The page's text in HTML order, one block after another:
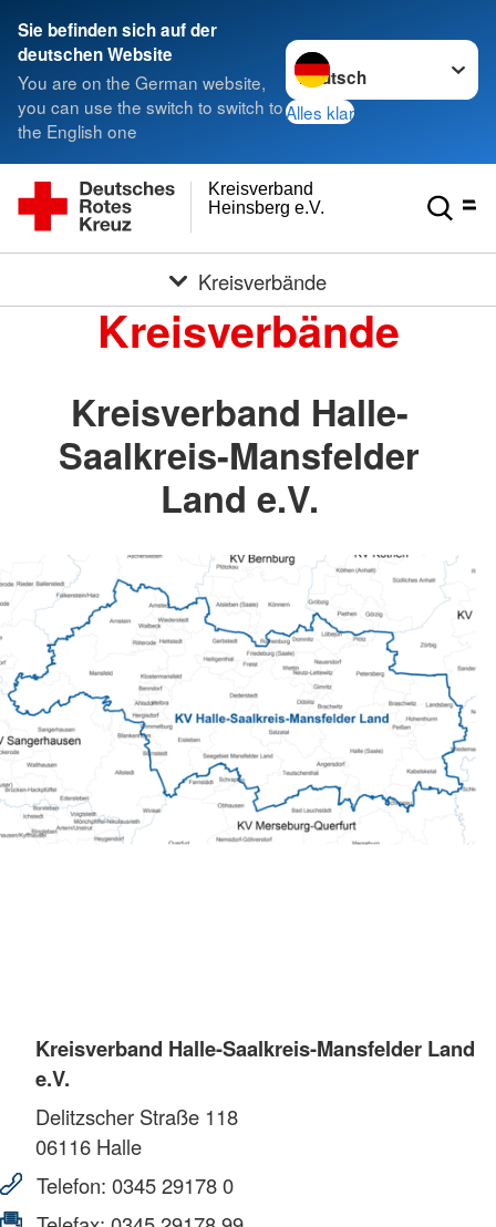
Sie befinden sich auf der
deutschen Website
You are on the German website,
you can use the switch to switch to
the English one
Sprache wechseln zu
Alles klar
Heinsberg e.V.
Kreisverband
Kreisverbände
Kreisverbände
Kreisverband Halle-
Saalkreis-Mansfelder
Land e.V.
Kreisverband Halle-Saalkreis-Mansfelder Land
e.V.
Delitzscher Straße 118
06116 Halle
Telefon: 0345 29178 0